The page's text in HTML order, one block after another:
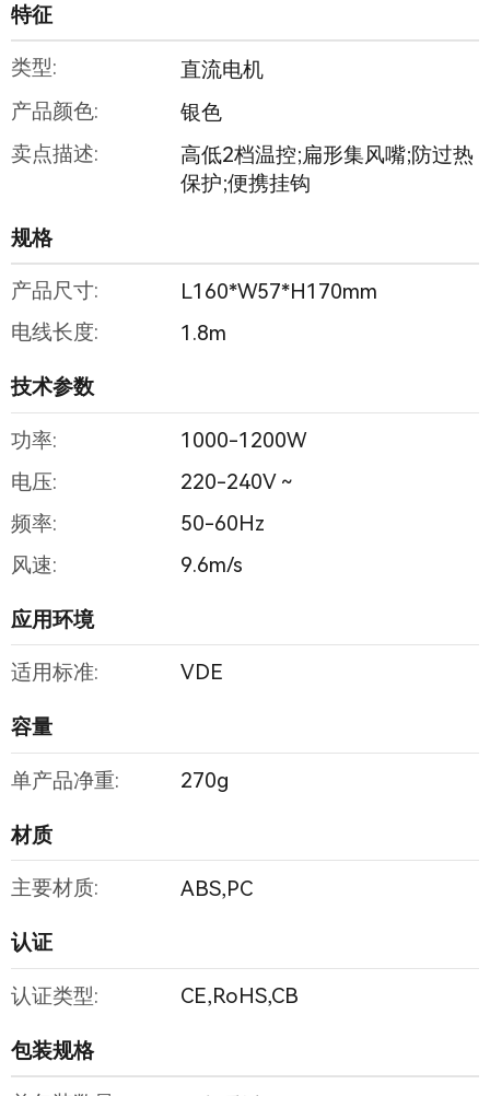
特征
类型:
直流电机
产品颜色:
银色
卖点描述:
高低2档温控;扁形集风嘴;防过热
保护;便携挂钩
规格
产品尺寸:
L160*W57*H170mm
电线长度:
1.8m
技术参数
功率:
1000-1200W
电压:
220-240V ~
频率:
50-60Hz
风速:
9.6m/s
应用环境
适用标准: VDE
容量
单产品净重: 270g
材质
主要材质: ABS,PC
认证
认证类型: CE,RoHS,CB
包装规格